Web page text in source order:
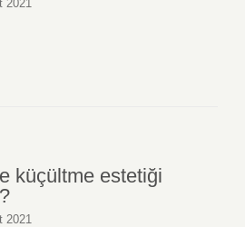
2021
küçültme estetiği
2021